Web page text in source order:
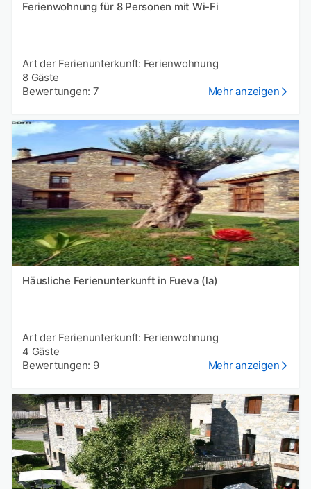
Ferienwohnung für 8 Personen mit Wi-Fi
Art der Ferienunterkunft: Ferienwohnung
8 Gäste
Bewertungen: 7
Mehr anzeigen
Häusliche Ferienunterkunft in Fueva (la)
Art der Ferienunterkunft: Ferienwohnung
4 Gäste
Bewertungen: 9
Mehr anzeigen